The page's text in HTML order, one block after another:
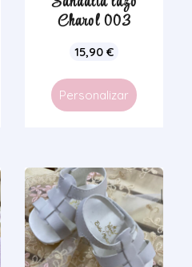
Charol 003
15,90€
Personalizar